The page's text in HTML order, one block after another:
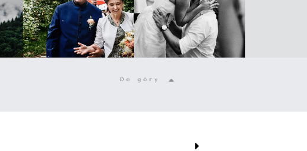
Do góry